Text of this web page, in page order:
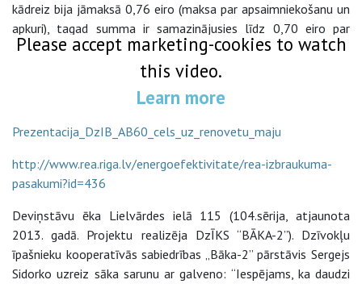
Please accept marketing-cookies to watch
this video.
Learn more
kādreiz bija jāmaksā 0,76 eiro (maksa par apsaimniekošanu un
apkuri), tagad summa ir samazinājusies līdz 0,70 eiro par
kvadrātmetru (maksa par apsaimniekošanu, apkuri un kredītu).
Ar iedzīvotāju prezentāciju, kurā viņi soli pa solim pastāsta
par savas mājas renovācijas pieredzi, iepazīties var šeit:
Prezentacija_DzIB_AB60_cels_uz_renovetu_maju
http://www.rea.riga.lv/energoefektivitate/rea-izbraukuma-
pasakumi?id=436
Deviņstāvu ēka Lielvārdes ielā 115 (104.sērija, atjaunota
2013. gadā. Projektu realizēja DzĪKS “BĀKA-2”). Dzīvokļu
īpašnieku kooperatīvās sabiedrības „Bāka-2” pārstāvis Sergejs
Sidorko uzreiz sāka sarunu ar galveno: “Iespējams, ka daudzi